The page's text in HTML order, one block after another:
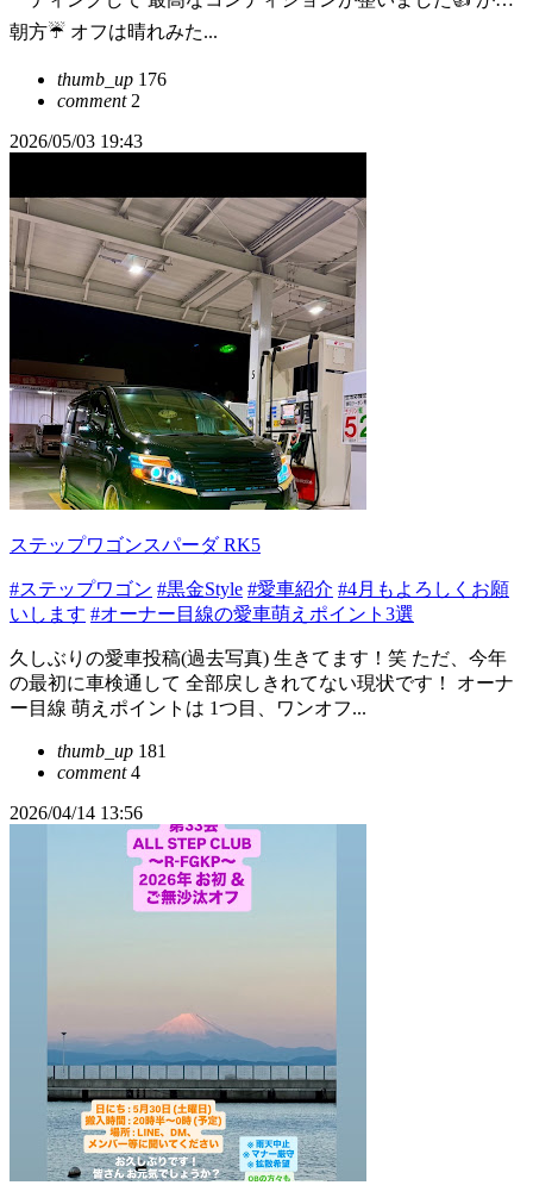
朝方☔️ オフは晴れみた...
thumb_up 176
comment2
2026/05/03 19:43
ステップワゴンスパーダ RK5
#ステップワゴン #黒金Style #愛車紹介 #4月もよろしくお願
いします #オーナー目線の愛車萌えポイント3選
久しぶりの愛車投稿(過去写真) 生きてます！笑 ただ、今年
の最初に車検通して 全部戻しきれてない現状です！ オーナ
ー目線 萌えポイントは 1つ目、ワンオフ...
thumb_up 181
comment4
2026/04/14 13:56